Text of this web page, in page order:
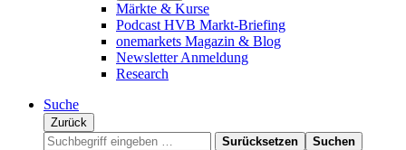
Märkte & Kurse
Podcast HVB Markt-Briefing
onemarkets Magazin & Blog
Newsletter Anmeldung
Research
Suche
Zurück
Surücksetzen
Suchen